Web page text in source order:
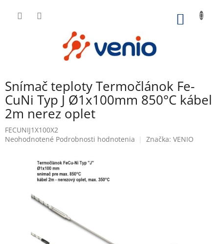
Snímač teploty Termočlánok Fe-
CuNi Typ J Ø1x100mm 850°C kábel
2m nerez oplet
FECUNIJ1X100X2
Priemerné
hviezdičiek.
Neohodnotené Podrobnosti hodnotenia Značka: VENIO